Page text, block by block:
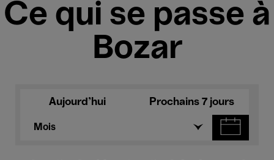
Ce qui se passe à
Bozar
Aujourd'hui Prochains 7 jours
Mois